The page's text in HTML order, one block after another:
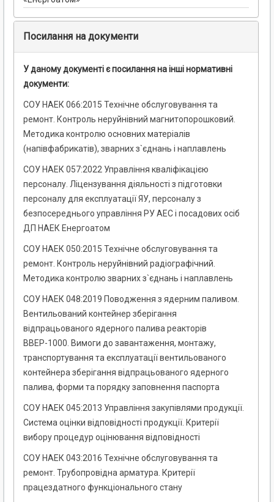
Посилання на документи
У даному документі є посилання на інші нормативні
документи:
СОУ НАЕК 066:2015 Технічне обслуговування та
ремонт. Контроль неруйнівний магнитопорошковий.
Методика контролю основних матеріалів
(напівфабрикатів), зварних з`єднань і наплавлень
СОУ НАЕК 057:2022 Управління кваліфікацією
персоналу. Ліцензування діяльності з підготовки
персоналу для експлуатації ЯУ, персоналу з
безпосереднього управління РУ АЕС і посадових осіб
ДП НАЕК Енергоатом
СОУ НАЕК 050:2015 Технічне обслуговування та
ремонт. Контроль неруйнівний радіографічний.
Методика контролю зварних з`єднань і наплавлень
СОУ НАЕК 048:2019 Поводження з ядерним паливом.
Вентильований контейнер зберігання
відпрацьованого ядерного палива реакторів
ВВЕР-1000. Вимоги до завантаження, монтажу,
транспортування та експлуатації вентильованого
контейнера зберігання відпрацьованого ядерного
палива, форми та порядку заповнення паспорта
СОУ НАЕК 045:2013 Управління закупівлями продукції.
Система оцінки відповідності продукції. Критерії
вибору процедур оцінювання відповідності
СОУ НАЕК 043:2016 Технічне обслуговування та
ремонт. Трубопровідна арматура. Критерії
працездатного функціонального стану